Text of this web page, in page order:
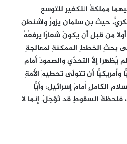
مملكةُ التكفيرِ للتوسعِ
حيث بن سلمان يزورُ واشنطن
من قبلِ أن يكونَ شعارًا يرفعُهُ
بحثِ الخططِ الممكنةِ لمعالجةِ
إلّا التحدّي والصمودَ أمام
وأمريكيًّا أن تتولّى تحطيمَ الأمةِ
الكاملِ أمامَ إسرائيل، وأيًّا
فلحظةُ السقوطِ قد تُؤجّلُ، إنما لا